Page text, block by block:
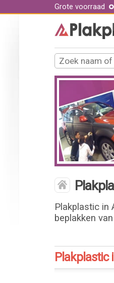
Grote voorraad
Plakplastic in
beplakken
Plakplastic